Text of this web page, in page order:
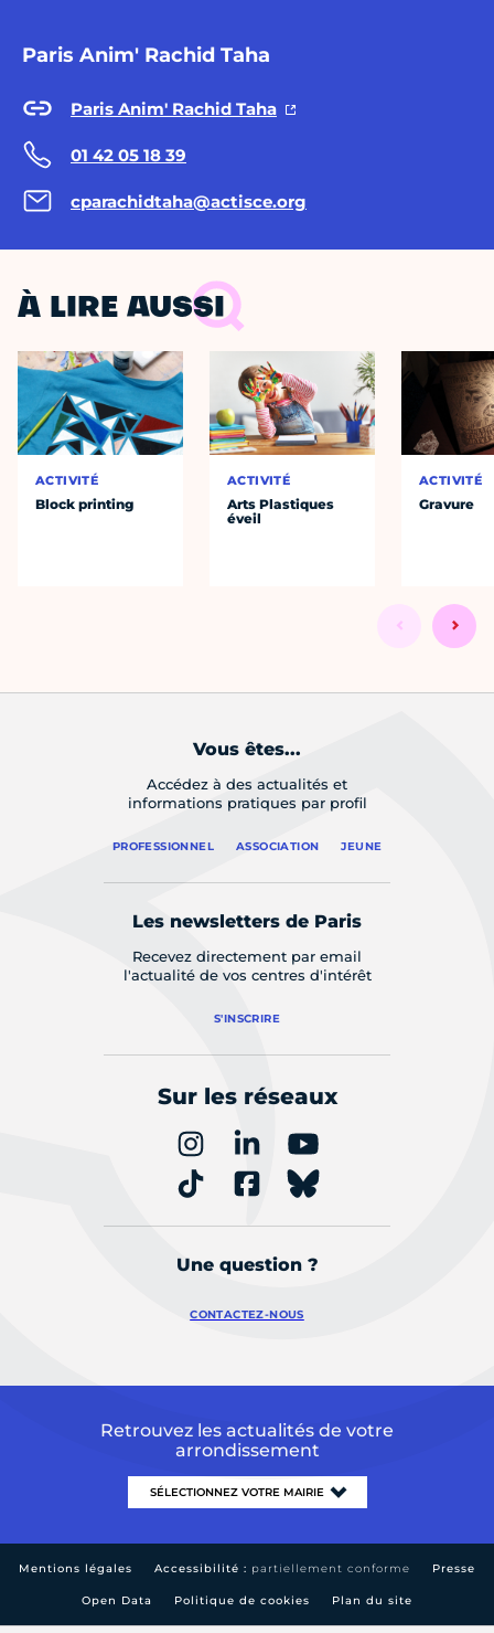
Paris Anim' Rachid Taha
Paris Anim' Rachid Taha
01 42 05 18 39
cparachidtaha@actisce.org
À LIRE AUSSI
ACTIVITÉ
Block printing
ACTIVITÉ
Arts Plastiques
éveil
ACTIVITÉ
Gravure
Vous êtes...
Accédez à des actualités et
informations pratiques par profil
PROFESSIONNEL ASSOCIATION JEUNE
Les newsletters de Paris
Recevez directement par email
l'actualité de vos centres d'intérêt
S'INSCRIRE
Sur les réseaux
Une question ?
CONTACTEZ-NOUS
Retrouvez les actualités de votre
arrondissement
Mentions légales Accessibilité : partiellement conforme Presse
Open Data Politique de cookies Plan du site